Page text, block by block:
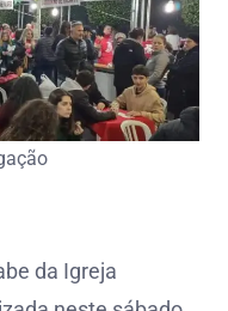
da Igreja